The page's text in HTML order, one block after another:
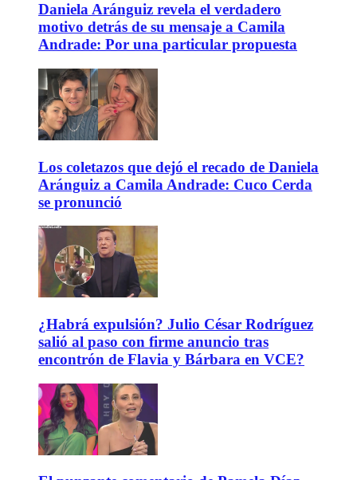
Daniela Aránguiz revela el verdadero
motivo detrás de su mensaje a Camila
Andrade: Por una particular propuesta
Los coletazos que dejó el recado de Daniela
Aránguiz a Camila Andrade: Cuco Cerda
se pronunció
¿Habrá expulsión? Julio César Rodríguez
salió al paso con firme anuncio tras
encontrón de Flavia y Bárbara en VCE?